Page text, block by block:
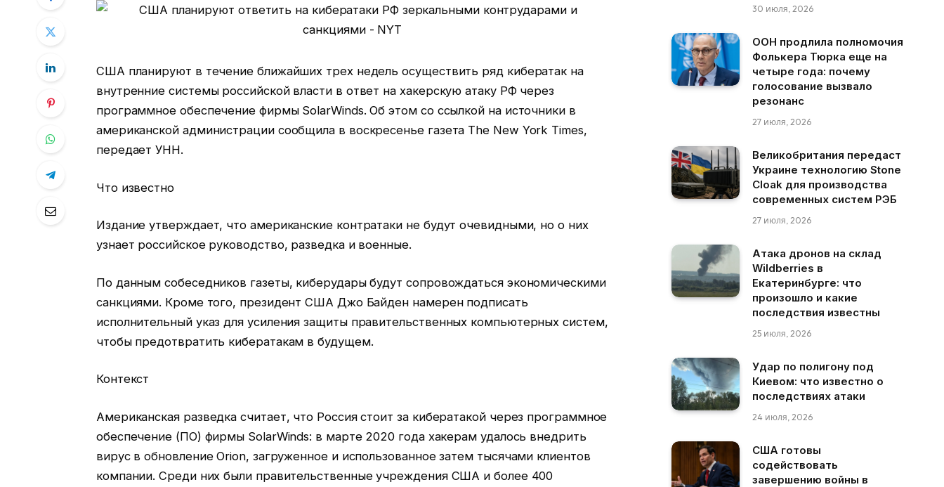
США планируют в течение ближайших трех недель осуществить ряд кибератак на
внутренние системы российской власти в ответ на хакерскую атаку РФ через
программное обеспечение фирмы SolarWinds. Об этом со ссылкой на источники в
американской администрации сообщила в воскресенье газета The New York Times,
передает УНН.
Что известно
Издание утверждает, что американские контратаки не будут очевидными, но о них
узнает российское руководство, разведка и военные.
По данным собеседников газеты, киберудары будут сопровождаться экономическими
санкциями. Кроме того, президент США Джо Байден намерен подписать
исполнительный указ для усиления защиты правительственных компьютерных систем,
чтобы предотвратить кибератакам в будущем.
Контекст
Американская разведка считает, что Россия стоит за кибератакой через программное
обеспечение (ПО) фирмы SolarWinds: в марте 2020 года хакерам удалось внедрить
вирус в обновление Orion, загруженное и использованное затем тысячами клиентов
компании. Среди них были правительственные учреждения США и более 400
30 июля, 2026
ООН продлила полномочия
Фолькера Тюрка еще на
четыре года: почему
голосование вызвало
резонанс
27 июля, 2026
Великобритания передаст
Украине технологию Stone
Cloak для производства
современных систем РЭБ
27 июля, 2026
Атака дронов на склад
Wildberries в
Екатеринбурге: что
произошло и какие
последствия известны
25 июля, 2026
Удар по полигону под
Киевом: что известно о
последствиях атаки
24 июля, 2026
США готовы
содействовать
завершению войны в